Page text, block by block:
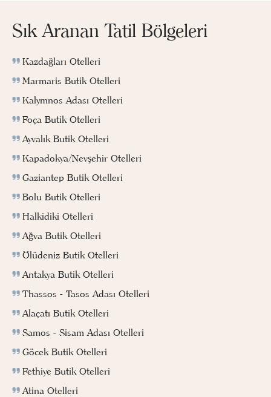
Sık Aranan Tatil Bölgeleri
Kazdağları Otelleri
Marmaris Butik Otelleri
Kalymnos Adası Otelleri
Foça Butik Otelleri
Ayvalık Butik Otelleri
Kapadokya/Nevşehir Otelleri
Gaziantep Butik Otelleri
Bolu Butik Otelleri
Halkidiki Otelleri
Ağva Butik Otelleri
Ölüdeniz Butik Otelleri
Antakya Butik Otelleri
Thassos - Tasos Adası Otelleri
Alaçatı Butik Otelleri
Samos - Sisam Adası Otelleri
Göcek Butik Otelleri
Fethiye Butik Otelleri
Atina Otelleri